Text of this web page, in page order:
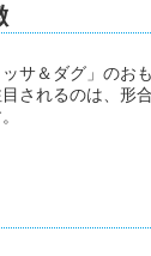
サ＆ダグ」のお
されるのは、形